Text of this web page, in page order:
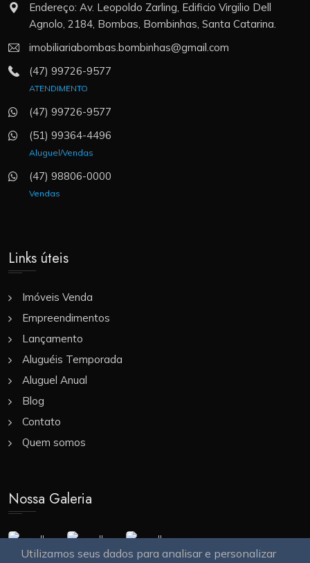
Utilizamos seus dados para analisar e personalizar
Endereço: Av. Leopoldo Zarling, Edificio Virgilio Dell
Agnolo, 2184, Bombas, Bombinhas, Santa Catarina.
imobiliariabombas.bombinhas@gmail.com
(47) 99726-9577
ATENDIMENTO
(47) 99726-9577
(51) 99364-4496
Aluguel/Vendas
(47) 98806-0000
Vendas
Links úteis
Imóveis Venda
Empreendimentos
Lançamento
Aluguéis Temporada
Aluguel Anual
Blog
Contato
Quem somos
Nossa Galeria